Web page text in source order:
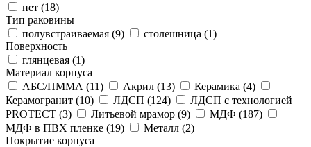
нет (18)
Тип раковины
полувстраиваемая (9) столешница (1)
Поверхность
глянцевая (1)
Материал корпуса
АБС/ПММА (11) Акрил (13) Керамика (4)
Керамогранит (10) ЛДСП (124)
ЛДСП с технологией
PROTECT (3) Литьевой мрамор (9) МДФ (187)
МДФ в ПВХ пленке (19) Металл (2)
Покрытие корпуса